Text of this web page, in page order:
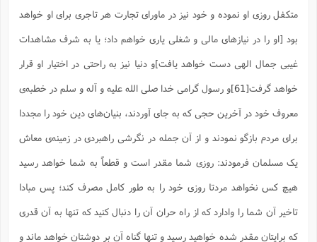
متکفل روزی او نموده و خود نیز در ماورای تجارت هر تاجری برای او خواهد
بود [او را در نیازهای مالی و شغلی یاری خواهم داد؛ یا به شرف مشاهدات
غیبی جمال الهی دست خواهد یافت]و دنیا نیز به راحتی در اختیار او قرار
خواهد گرفت[61]
و رسول گرامی خدا صلی الله علیه و آله و سلم در خطبه‌ی
معروف خود در آخرین حجی که به جای آوردند، بنیان‌های دین خود را مجددا
برای مردم بازگو نمودند و از آن جمله در نگرشی راهبردی در زمینه‌ی معاش
یک مسلمان فرمودند: روزی شما مقدر است و قطعاً به شما خواهد رسید
هیچ کس نخواهد مردتا روزی خود را به طور کامل مصرف کند؛ پس مبادا
تاخیر آن شما را وادارد که از راه حران آن را دنبال کنید که تنها به آن قدری
که برایتان مقدر شده خواهید رسید و تنها گناه آن بر دوشتان خواهد ماند و